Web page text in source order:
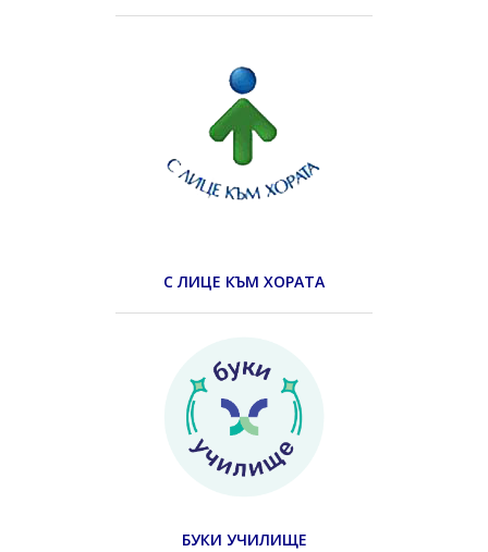
С ЛИЦЕ КЪМ ХОРАТА
БУКИ УЧИЛИЩЕ